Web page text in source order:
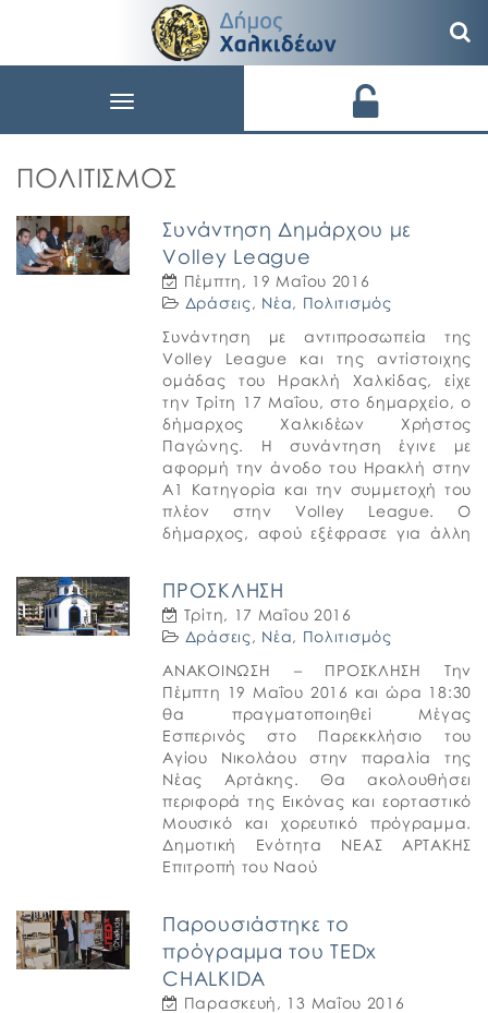
Toggle
ΠΟΛΙΤΙΣΜΌΣ
Συνάντηση Δημάρχου με
Volley League
Πέμπτη, 19 Μαΐου 2016
Δράσεις, Νέα, Πολιτισμός
Συνάντηση με αντιπροσωπεία της
Volley League και της αντίστοιχης
ομάδας του Ηρακλή Χαλκίδας, είχε
την Τρίτη 17 Μαΐου, στο δημαρχείο, ο
δήμαρχος Χαλκιδέων Χρήστος
Παγώνης. Η συνάντηση έγινε με
αφορμή την άνοδο του Ηρακλή στην
Α1 Κατηγορία και την συμμετοχή του
πλέον στην Volley League. Ο
δήμαρχος, αφού εξέφρασε για άλλη
ΠΡΟΣΚΛΗΣΗ
Τρίτη, 17 Μαΐου 2016
Δράσεις, Νέα, Πολιτισμός
ΑΝΑΚΟΙΝΩΣΗ – ΠΡΟΣΚΛΗΣΗ Την
Πέμπτη 19 Μαΐου 2016 και ώρα 18:30
θα πραγματοποιηθεί Μέγας
Εσπερινός στο Παρεκκλήσιο του
Αγίου Νικολάου στην παραλία της
Νέας Αρτάκης. Θα ακολουθήσει
περιφορά της Εικόνας και εορταστικό
Μουσικό και χορευτικό πρόγραμμα.
Δημοτική Ενότητα ΝΕΑΣ ΑΡΤΑΚΗΣ
Επιτροπή του Ναού
Παρουσιάστηκε το
πρόγραμμα του TEDx
CHALKIDA
Παρασκευή, 13 Μαΐου 2016